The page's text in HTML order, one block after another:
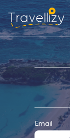
Email